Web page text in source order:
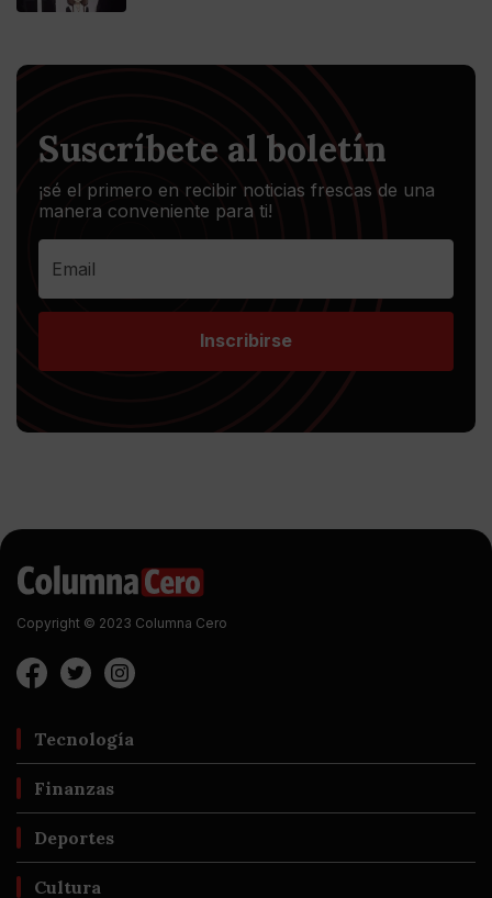
Suscríbete al boletín
¡sé el primero en recibir noticias frescas de una
manera conveniente para ti!
Inscribirse
Copyright © 2023 Columna Cero
Tecnología
Finanzas
Deportes
Cultura